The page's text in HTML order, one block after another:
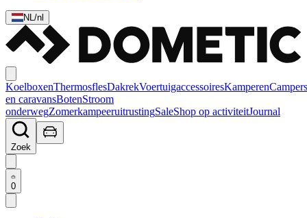
NL/nl
KoelboxenThermosflesDakrekVoertuigaccessoiresKamperenCampers
en caravansBotenStroom
onderwegZomerkampeeruitrustingSaleShop op activiteitJournal
Zoek
0